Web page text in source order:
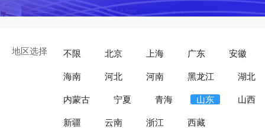
地区选择 不限 北京 上海 广东 安徽
海南 河北 河南 黑龙江 湖北
内蒙古 宁夏 青海 山东 山西
新疆 云南 浙江 西藏